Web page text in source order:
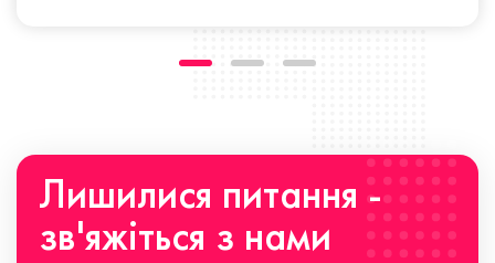
Лишилися питання -
зв'яжіться з нами